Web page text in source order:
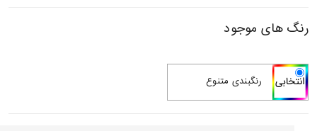
رنگ های موجود
رنگبندی متنوع